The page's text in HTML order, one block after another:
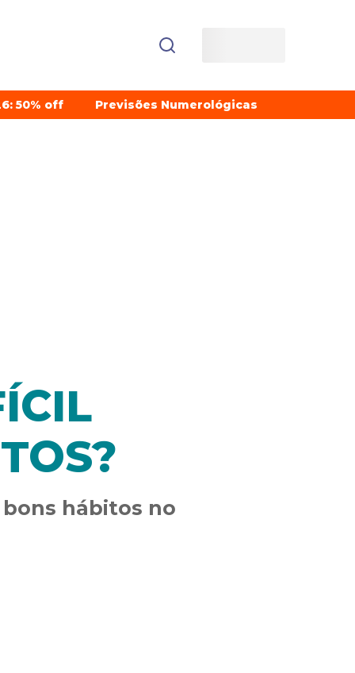
50% off Previsões Numerológicas
hábitos no